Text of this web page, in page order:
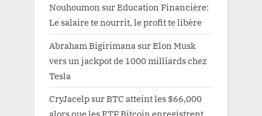
Nouhoumon surEducation Financière:
Le salaire te nourrit, le profit te libère
Abraham Bigirimana surElon Musk
vers un jackpot de 1000 milliards chez
Tesla
CryJacelp surBTC atteint les $66,000
alors que les ETF Bitcoin enregistrent